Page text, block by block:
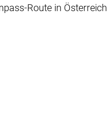
Route in